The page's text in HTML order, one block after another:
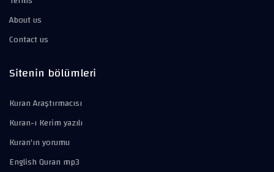
About us
Contact us
Sitenin bölümleri
Kuran Araştırmacısı
Kuran-ı Kerim yazılı
Kuran'ın yorumu
English Quran mp3